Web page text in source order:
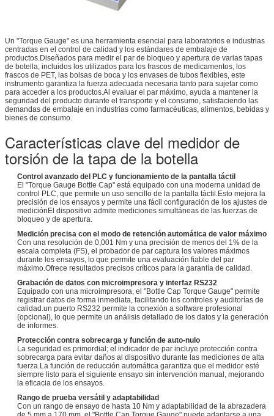
Un "Torque Gauge" es una herramienta esencial para laboratorios e industrias
centradas en el control de calidad y los estándares de embalaje de
productos.Diseñados para medir el par de bloqueo y apertura de varias tapas
de botella, incluidos los utilizados para los frascos de medicamentos, los
frascos de PET, las bolsas de boca y los envases de tubos flexibles, este
instrumento garantiza la fuerza adecuada necesaria tanto para sujetar como
para acceder a los productos.Al evaluar el par máximo, ayuda a mantener la
seguridad del producto durante el transporte y el consumo, satisfaciendo las
demandas de embalaje en industrias como farmacéuticas, alimentos, bebidas y
bienes de consumo.
Características clave del medidor de
torsión de la tapa de la botella
Control avanzado del PLC y funcionamiento de la pantalla táctil
El "Torque Gauge Bottle Cap" está equipado con una moderna unidad de
control PLC, que permite un uso sencillo de la pantalla táctil.Esto mejora la
precisión de los ensayos y permite una fácil configuración de los ajustes de
mediciónEl dispositivo admite mediciones simultáneas de las fuerzas de
bloqueo y de apertura.
Medición precisa con el modo de retención automática de valor máximo
Con una resolución de 0,001 Nm y una precisión de menos del 1% de la
escala completa (FS), el probador de par captura los valores máximos
durante los ensayos, lo que permite una evaluación fiable del par
máximo.Ofrece resultados precisos críticos para la garantía de calidad.
Grabación de datos con microimpresora y interfaz RS232
Equipado con una microimpresora, el "Bottle Cap Torque Gauge" permite
registrar datos de forma inmediata, facilitando los controles y auditorías de
calidad.un puerto RS232 permite la conexión a software profesional
(opcional), lo que permite un análisis detallado de los datos y la generación
de informes.
Protección contra sobrecarga y función de auto-nulo
La seguridad es primordial; el indicador de par incluye protección contra
sobrecarga para evitar daños al dispositivo durante las mediciones de alta
fuerza.La función de reducción automática garantiza que el medidor esté
siempre listo para el siguiente ensayo sin intervención manual, mejorando
la eficacia de los ensayos.
Rango de prueba versátil y adaptabilidad
Con un rango de ensayo de hasta 10 Nm y adaptabilidad de la abrazadera